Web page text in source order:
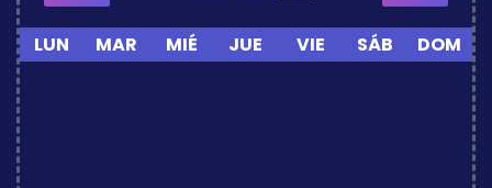
LUN MAR MIÉ JUE VIE SÁB DOM